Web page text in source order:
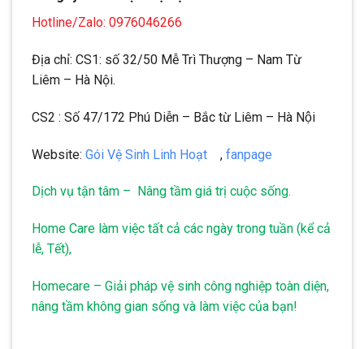
Hotline/Zalo: 0976046266
Địa chỉ: CS1: số 32/50 Mễ Trì Thượng – Nam Từ
Liêm – Hà Nội.
CS2 : Số 47/172 Phú Diễn – Bắc từ Liêm – Hà Nội
Website: Gói Vệ Sinh Linh Hoạt , fanpage
Dịch vụ tận tâm – Nâng tầm giá trị cuộc sống.
Home Care làm việc tất cả các ngày trong tuần (kể cả
lễ, Tết),
Homecare – Giải pháp vệ sinh công nghiệp toàn diện,
nâng tầm không gian sống và làm việc của bạn!